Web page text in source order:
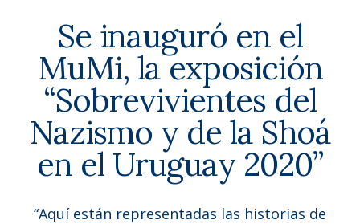
Se inauguró en el
MuMi, la exposición
“Sobrevivientes del
Nazismo y de la Shoá
en el Uruguay 2020”
“Aquí están representadas las historias de